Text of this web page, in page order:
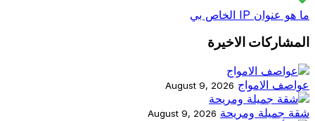
ما هو عنوان IP الخاص بي
المشاركات الاخيرة
عواصف الامواج August 9, 2026
شقة جميلة ومريحة August 9, 2026